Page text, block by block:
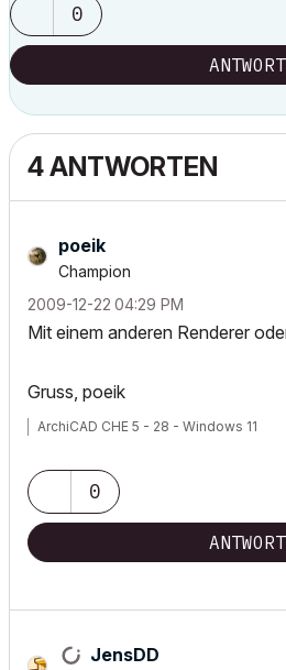
0
4 ANTWORTEN
poeik
Champion
‎2009-12-22 04:29 PM
Mit einem anderen Renderer
Gruss, poeik
ArchiCAD CHE 5 - 28 - Windows 11
0
JensDD